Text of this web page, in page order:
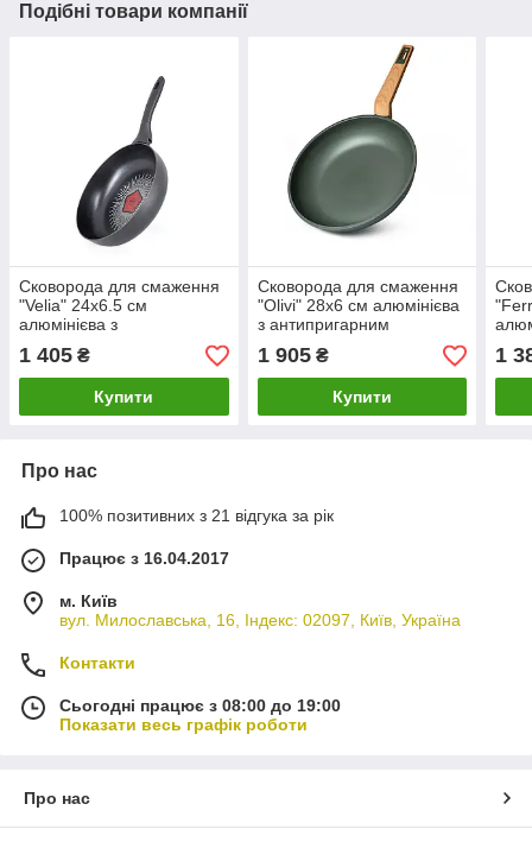
Подібні товари компанії
Сковорода для смаження
"Velia" 24х6.5 см
алюмінієва з
антипригарним покриттям
TouchStoneForte Fissman
1 405 ₴
Купити
Сковорода для смаження
"Olivi" 28х6 см алюмінієва
з антипригарним
Fissman
1 905₴
Купити
1
Про нас
100% позитивних з 21 відгука за рік
Працює з 16.04.2017
м. Київ
вул. Милославська, 16, Індекс: 02097, Київ, Україна
Контакти
Сьогодні працює з 08:00 до 19:00
Показати весь графік роботи
Про нас